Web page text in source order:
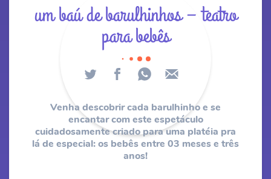
um baú de barulhinhos – teatro
para bebês
Venha descobrir cada barulhinho e se
encantar com este espetáculo
cuidadosamente criado para uma platéia pra
lá de especial: os bebês entre 03 meses e três
anos!